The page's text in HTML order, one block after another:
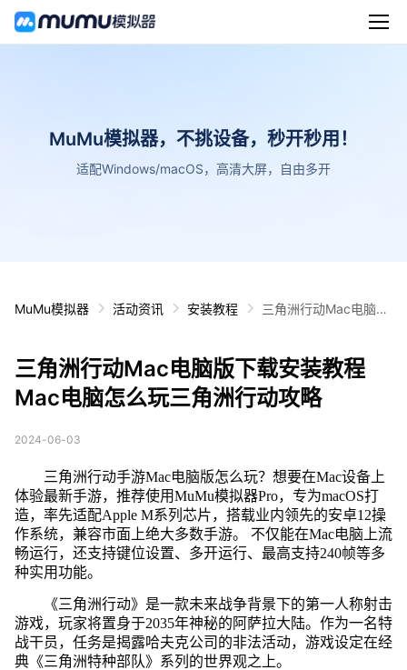
MuMu模拟器，不挑设备，秒开秒用！
适配Windows/macOS，高清大屏，自由多开
MuMu模拟器 活动资讯 安装教程
三角洲行动Mac电脑版
三角洲行动Mac电脑版下载安装教程
Mac电脑怎么玩三角洲行动攻略
2024-06-03
三角洲行动手游Mac电脑版怎么玩？想要在Mac设备上
体验最新手游，推荐使用MuMu模拟器Pro，专为macOS打
造，率先适配Apple M系列芯片，搭载业内领先的安卓12操
作系统，兼容市面上绝大多数手游。 不仅能在Mac电脑上流
畅运行，还支持键位设置、多开运行、最高支持240帧等多
种实用功能。
《三角洲行动》是一款未来战争背景下的第一人称射击
游戏，玩家将置身于2035年神秘的阿萨拉大陆。作为一名特
战干员，任务是揭露哈夫克公司的非法活动，游戏设定在经
典《三角洲特种部队》系列的世界观之上。